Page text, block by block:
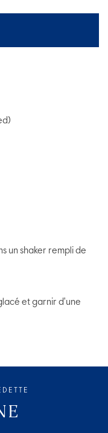
un shaker rempli de
et garnir d'une